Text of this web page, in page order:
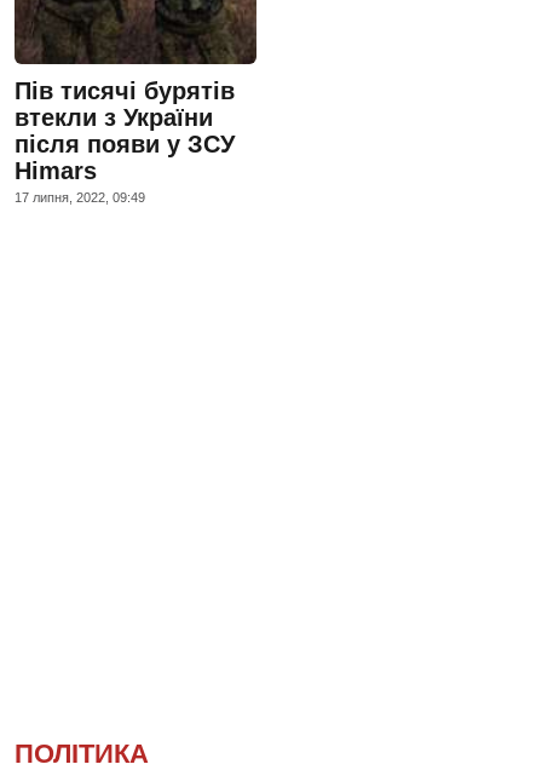
Пів тисячі бурятів
втекли з України
після появи у ЗСУ
Himars
17 липня, 2022, 09:49
ПОЛІТИКА